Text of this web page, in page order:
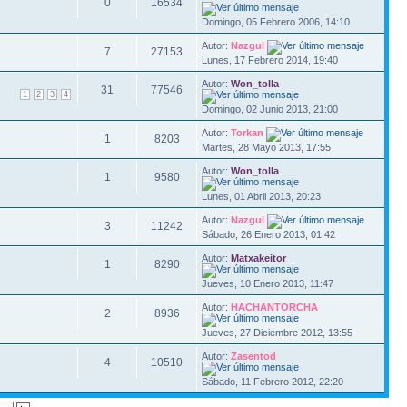
0 16534
Domingo, 05 Febrero 2006, 14:10
7 27153 Autor:Nazgul
Lunes, 17 Febrero 2014, 19:40
1 2 3 4 31 77546 Autor:Won_tolla
Domingo, 02 Junio 2013, 21:00
1 8203 Autor:Torkan
Martes, 28 Mayo 2013, 17:55
1 9580 Autor:Won_tolla
Lunes, 01 Abril 2013, 20:23
3 11242 Autor:Nazgul
Sábado, 26 Enero 2013, 01:42
1 8290 Autor:Matxakeitor
Jueves, 10 Enero 2013, 11:47
2 8936 Autor:HACHANTORCHA
Jueves, 27 Diciembre 2012, 13:55
4 10510 Autor:Zasentod
Sábado, 11 Febrero 2012, 22:20